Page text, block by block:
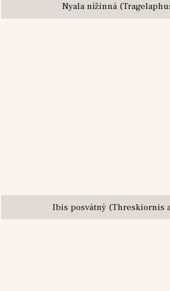
Nyala nížinná
Ibis posvátný (Threskiornis